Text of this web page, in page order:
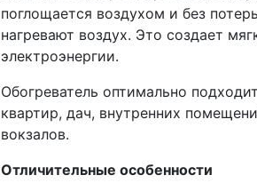
поглощается воздухом и без
нагревают воздух. Это создает
электроэнергии.
Обогреватель оптимально
квартир, дач, внутренних
вокзалов.
Отличительные особенности